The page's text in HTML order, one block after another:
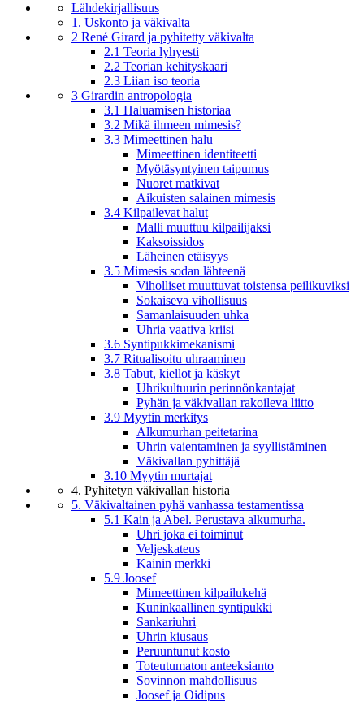
Lähdekirjallisuus
1. Uskonto ja väkivalta
2 René Girard ja pyhitetty väkivalta
2.1 Teoria lyhyesti
2.2 Teorian kehityskaari
2.3 Liian iso teoria
3 Girardin antropologia
3.1 Haluamisen historiaa
3.2 Mikä ihmeen mimesis?
3.3 Mimeettinen halu
Mimeettinen identiteetti
Myötäsyntyinen taipumus
Nuoret matkivat
Aikuisten salainen mimesis
3.4 Kilpailevat halut
Malli muuttuu kilpailijaksi
Kaksoissidos
Läheinen etäisyys
3.5 Mimesis sodan lähteenä
Viholliset muuttuvat toistensa peilikuviksi
Sokaiseva vihollisuus
Samanlaisuuden uhka
Uhria vaativa kriisi
3.6 Syntipukkimekanismi
3.7 Ritualisoitu uhraaminen
3.8 Tabut, kiellot ja käskyt
Uhrikultuurin perinnönkantajat
Pyhän ja väkivallan rakoileva liitto
3.9 Myytin merkitys
Alkumurhan peitetarina
Uhrin vaientaminen ja syyllistäminen
Väkivallan pyhittäjä
3.10 Myytin murtajat
4. Pyhitetyn väkivallan historia
5. Väkivaltainen pyhä vanhassa testamentissa
5.1 Kain ja Abel. Perustava alkumurha.
Uhri joka ei toiminut
Veljeskateus
Kainin merkki
5.9 Joosef
Mimeettinen kilpailukehä
Kuninkaallinen syntipukki
Sankariuhri
Uhrin kiusaus
Peruuntunut kosto
Toteutumaton anteeksianto
Sovinnon mahdollisuus
Joosef ja Oidipus